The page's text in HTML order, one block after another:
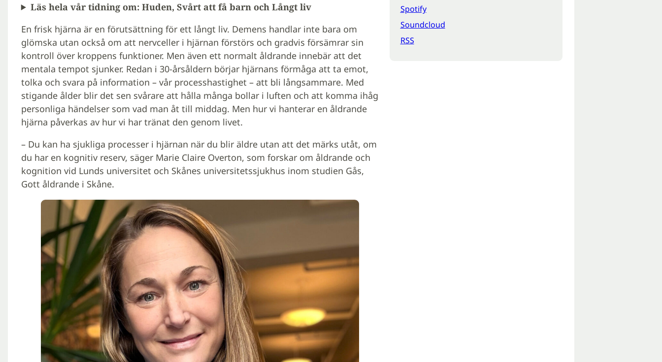
Läs hela vår tidning om: Huden, Svårt att få barn och Långt liv
En frisk hjärna är en förutsättning för ett långt liv. Demens handlar inte bara om
glömska utan också om att nervceller i hjärnan förstörs och gradvis försämrar sin
kontroll över kroppens funktioner. Men även ett normalt åldrande innebär att det
mentala tempot sjunker. Redan i 30-årsåldern börjar hjärnans förmåga att ta emot,
tolka och svara på information – vår processhastighet – att bli långsammare. Med
stigande ålder blir det sen svårare att hålla många bollar i luften och att komma ihåg
personliga händelser som vad man åt till middag. Men hur vi hanterar en åldrande
hjärna påverkas av hur vi har tränat den genom livet.
– Du kan ha sjukliga processer i hjärnan när du blir äldre utan att det märks utåt, om
du har en kognitiv reserv, ­säger Marie Claire Overton, som forskar om åldrande och
kognition vid Lunds universitet och Skånes universitetssjukhus inom studien Gås,
Gott åldrande i Skåne.
Spotify
Soundcloud
RSS